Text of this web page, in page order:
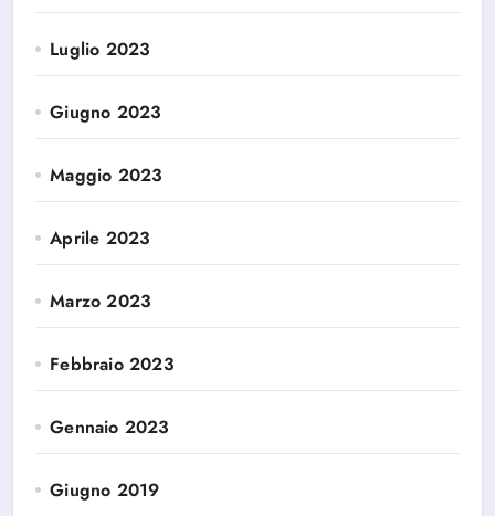
Luglio 2023
Giugno 2023
Maggio 2023
Aprile 2023
Marzo 2023
Febbraio 2023
Gennaio 2023
Giugno 2019